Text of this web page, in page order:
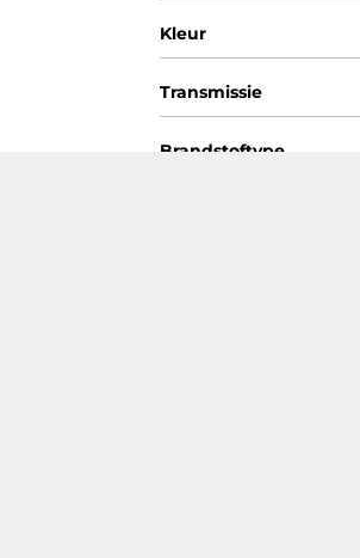
Kleur
Transmissie
Brandstoftype